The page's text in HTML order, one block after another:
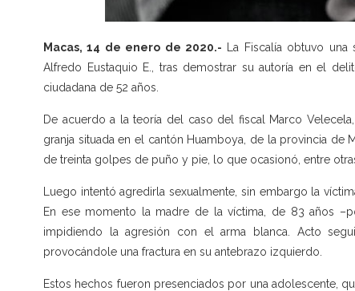
Macas, 14 de enero de 2020.- La Fiscalía obtuvo
Alfredo Eustaquio E., tras demostrar su autoría en el
ciudadana de 52 años.
De acuerdo a la teoría del caso del fiscal Marco
granja situada en el cantón Huamboya, de la provincia de
de treinta golpes de puño y pie, lo que ocasionó, entre
Luego intentó agredirla sexualmente, sin embargo la
En ese momento la madre de la víctima, de 83 años
impidiendo la agresión con el arma blanca. Acto
provocándole una fractura en su antebrazo izquierdo.
Estos hechos fueron presenciados por una adolescente,